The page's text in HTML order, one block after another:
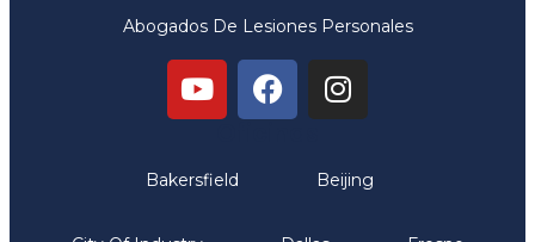
Abogados De Lesiones Personales
Bakersfield Beijing